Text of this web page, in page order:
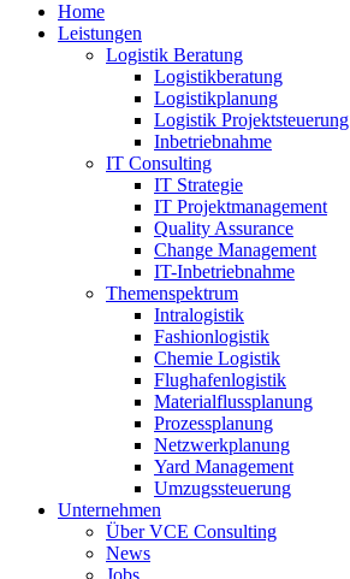
Home
Leistungen
Logistik Beratung
Logistikberatung
Logistikplanung
Logistik Projektsteuerung
Inbetriebnahme
IT Consulting
IT Strategie
IT Projektmanagement
Quality Assurance
Change Management
IT-Inbetriebnahme
Themenspektrum
Intralogistik
Fashionlogistik
Chemie Logistik
Flughafenlogistik
Materialflussplanung
Prozessplanung
Netzwerkplanung
Yard Management
Umzugssteuerung
Unternehmen
Über VCE Consulting
News
Jobs